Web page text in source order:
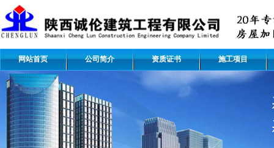
网站首页 公司简介 资质证书 施工项目